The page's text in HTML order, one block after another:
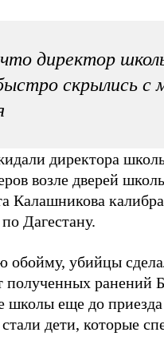
директор
скрылись с
директора
возле дверей
Калашникова
Дагестану.
обойму, убийцы
полученных ранений
школы еще до
дети, которые